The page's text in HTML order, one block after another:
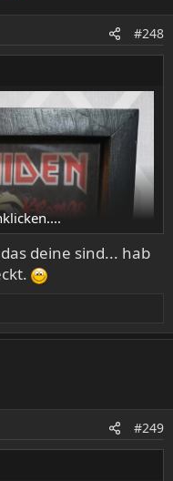
#248
deine sind... hab
#249